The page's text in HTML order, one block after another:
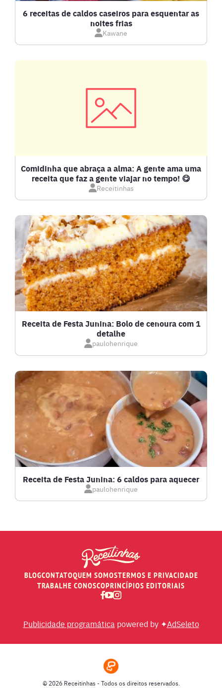
CALDOS
CARNE BOVINA
COMPOTAS E GELEIAS
DOCES E SOBREMESAS
DRINKS
FRANGO
FRUTOS DO MAR
GRATINADOS
LANCHES
LASANHAS
LOW CARB
MASSAS E PASTAS
RECEITAS DE AIR FRYER
RECEITAS DE ANO NOVO (RÉVEILLON)
RECEITAS DE NATAL
6 receitas de caldos caseiros para esquentar as
noites frias
Kawane
Comidinha que abraça a alma: A gente ama uma
receita que faz a gente viajar no tempo! 😋
Receitinhas
Receita de Festa Junina: Bolo de cenoura com 1
detalhe
paulohenrique
Receita de Festa Junina: 6 caldos para aquecer
paulohenrique
BLOGCONTATOQUEM SOMOSTERMOS E PRIVACIDADE
TRABALHE CONOSCOPRINCÍPIOS EDITORIAIS
Publicidade programática powered by ✦AdSeleto
© 2026 Receitinhas - Todos os direitos reservados.